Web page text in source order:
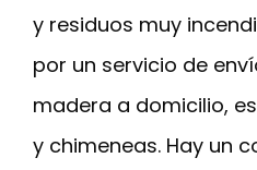
y residuos muy
por un servicio de
madera a domicilio,
y chimeneas. Hay un